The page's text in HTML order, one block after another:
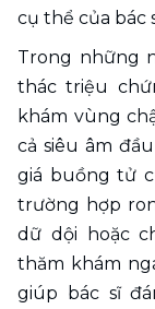
cụ thể của bác
Trong những
thác triệu
khám vùng
cả siêu âm
giá buồng tử
trường hợp
dữ dội hoặc
thăm khám
giúp bác sĩ